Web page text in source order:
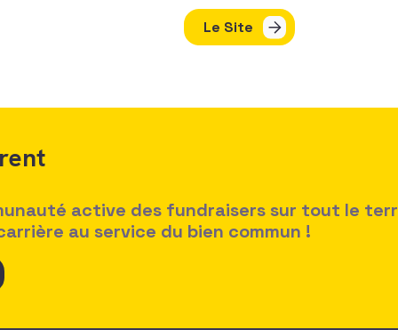
Le Site
active des fundraisers sur tout le
au service du bien commun !